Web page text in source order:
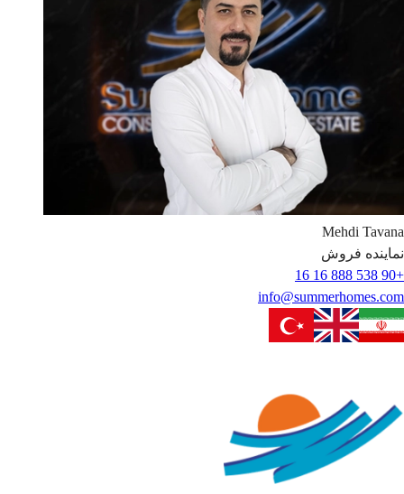
Mehdi Tavana
نماینده فروش
+90 538 888 16 16
info@summerhomes.com